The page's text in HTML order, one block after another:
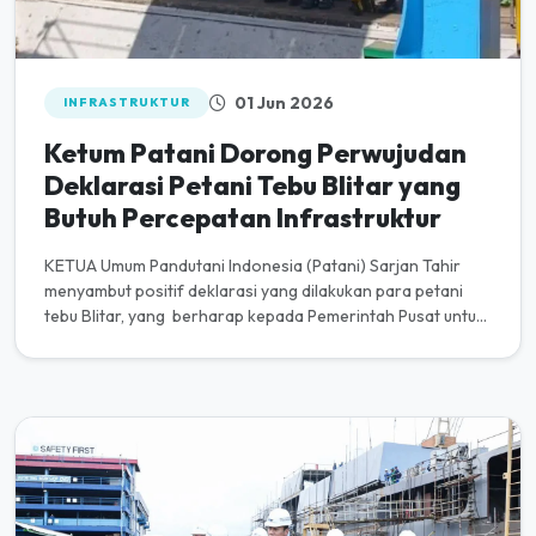
INFRASTRUKTUR 01 Jun 2026
Ketum Patani Dorong Perwujudan
Deklarasi Petani Tebu Blitar yang
Butuh Percepatan Infrastruktur
KETUA Umum Pandutani Indonesia (Patani) Sarjan Tahir
menyambut positif deklarasi yang dilakukan para petani
tebu Blitar, yang berharap kepada Pemerintah Pusat untuk